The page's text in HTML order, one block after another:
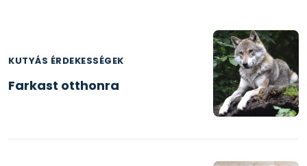
KUTYÁS ÉRDEKESSÉGEK
Farkast otthonra